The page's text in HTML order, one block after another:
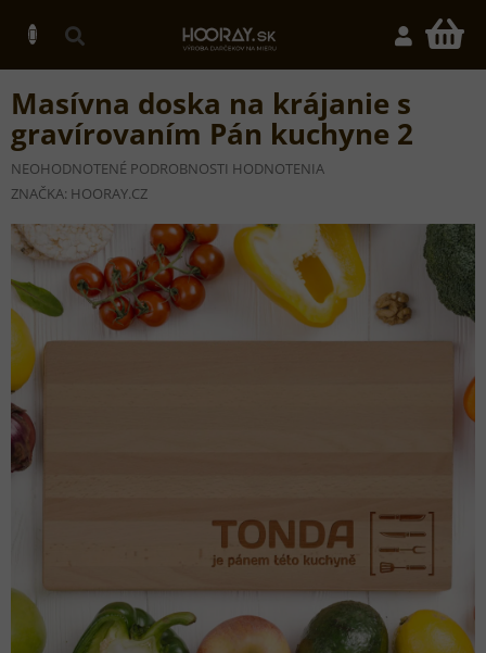
obsah
Masívna doska na krájanie s
gravírovaním Pán kuchyne 2
PRIEMERNÉ
HODNOTENIE
PRODUKTU
JE
0,0
5
HVIEZDIČIEK.
NEOHODNOTENÉ PODROBNOSTI HODNOTENIA
ZNAČKA: HOORAY.CZ